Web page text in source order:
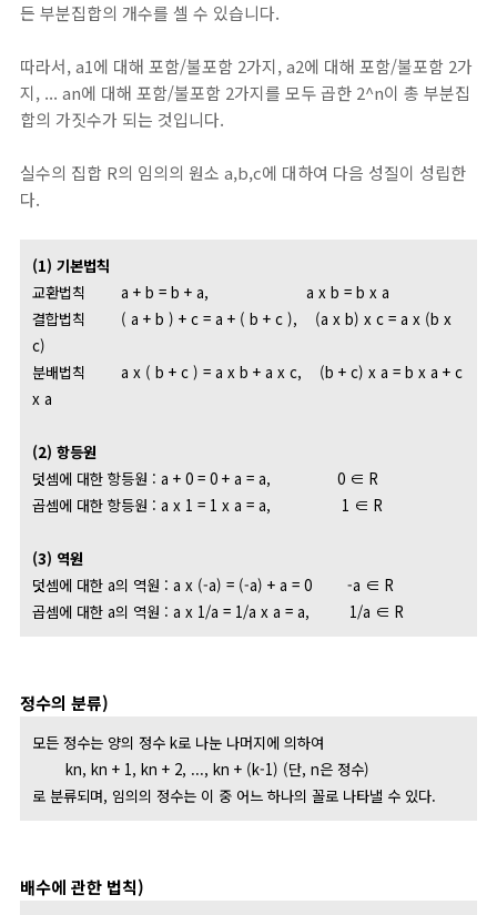
든 부분집합의 개수를 셀 수 있습니다.
따라서, a1에 대해 포함/불포함 2가지, a2에 대해 포함/불포함 2가
지, ... an에 대해 포함/불포함 2가지를 모두 곱한 2^n이 총 부분집
합의 가짓수가 되는 것입니다.
실수의 집합 R의 임의의 원소 a,b,c에 대하여 다음 성질이 성립한
다.
(1) 기본법칙
교환법칙
a + b = b + a,
a x b = b x a
결합법칙
( a + b ) + c = a + ( b + c ),
(a x b) x c = a x (b x
c)
분배법칙
a x ( b + c ) = a x b + a x c,
(b + c) x a = b x a + c
x a
(2) 항등원
덧셈에 대한 항등원 : a + 0 = 0 + a = a,
0 ∈ R
곱셈에 대한 항등원 : a x 1 = 1 x a = a,
1 ∈ R
(3) 역원
덧셈에 대한 a의 역원 : a x (-a) = (-a) + a = 0
-a ∈ R
곱셈에 대한 a의 역원 : a x 1/a = 1/a x a = a,
1/a ∈ R
정수의 분류)
모든 정수는 양의 정수 k로 나눈 나머지에 의하여
kn, kn + 1, kn + 2, ..., kn + (k-1) (단, n은 정수)
로 분류되며, 임의의 정수는 이 중 어느 하나의 꼴로 나타낼 수 있다.
배수에 관한 법칙)